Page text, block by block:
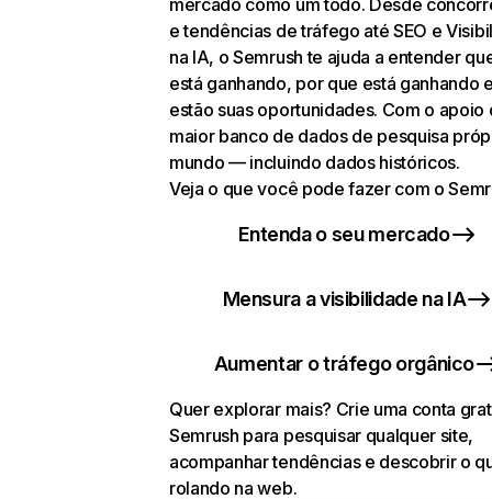
mercado como um todo. Desde
e tendências de tráfego até SEO e
na IA, o Semrush te ajuda a entender
está ganhando, por que está ganhando
estão suas oportunidades. Com o apoio
maior banco de dados de pesquisa
mundo — incluindo dados históricos.
Veja o que você pode fazer com o
Entenda o seu mercado
Mensura a visibilidade na IA
Aumentar o tráfego orgânico
Quer explorar mais? Crie uma conta
Semrush para pesquisar qualquer site,
acompanhar tendências e descobrir o
rolando na web.